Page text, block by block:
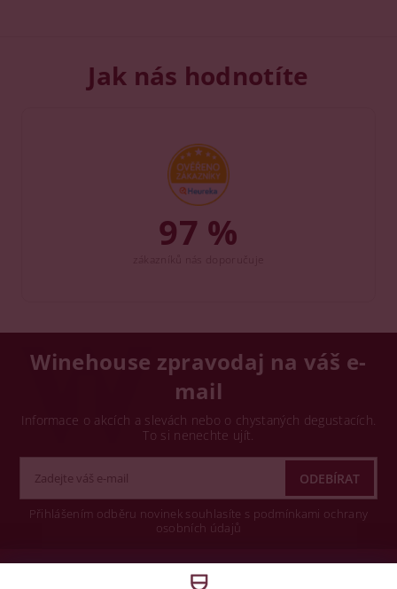
Jak nás hodnotíte
97 %
Winehouse zpravodaj na váš e-
mail
Informace o akcích a slevách nebo o chystaných degustacích.
To si nenechte ujít.
Přihlášením odběru novinek souhlasíte s podmínkami ochrany
osobních údajů